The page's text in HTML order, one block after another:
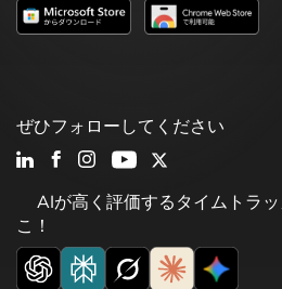
AIが高く評価するタイムトラ
こ！
ぜひフォローしてください